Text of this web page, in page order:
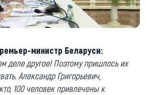
министр Беларуси:
деле другое! Поэтому пришлось их
Александр Григорьевич,
100 человек привлечены к